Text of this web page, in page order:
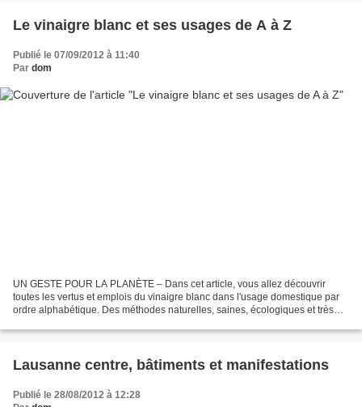
Le vinaigre blanc et ses usages de A à Z
Publié le 07/09/2012 à 11:40
Par dom
UN GESTE POUR LA PLANÈTE – Dans cet article, vous allez découvrir
toutes les vertus et emplois du vinaigre blanc dans l'usage domestique par
ordre alphabétique. Des méthodes naturelles, saines, écologiques et très
Lausanne centre, bâtiments et manifestations
Publié le 28/08/2012 à 12:28